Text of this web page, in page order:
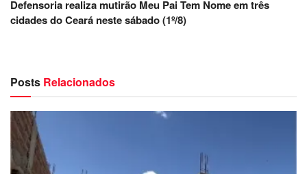
Defensoria realiza mutirão Meu Pai Tem Nome em três
cidades do Ceará neste sábado (1º/8)
Posts Relacionados